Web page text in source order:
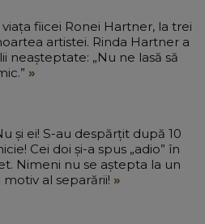
fiicei Ronei Hartner, la trei
artistei. Rinda Hartner a
neașteptate: „Nu ne lasă să
Cei doi și-a spus „adio” în
Nimeni nu se aștepta la un
al separării!